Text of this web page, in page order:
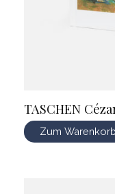
TASCHEN
Zum